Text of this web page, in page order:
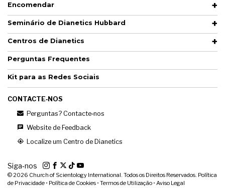
Encomendar
Seminário de Dianetics Hubbard
Centros de Dianetics
Perguntas Frequentes
Kit para as Redes Sociais
CONTACTE‑NOS
Perguntas? Contacte‑nos
Website de Feedback
Localize um Centro de Dianetics
Siga‑nos
© 2026 Church of Scientology International. Todos os Direitos Reservados. Política
de Privacidade • Política de Cookies • Termos de Utilização • Aviso Legal